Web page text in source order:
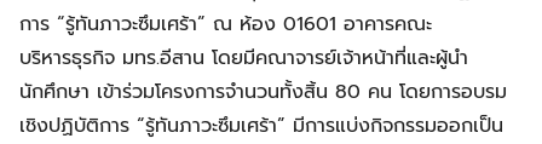
การ “รู้ทันภาวะซึมเศร้า” ณ ห้อง 01601 อาคารคณะ
บริหารธุรกิจ มทร.อีสาน โดยมีคณาจารย์เจ้าหน้าที่และผู้นำ
นักศึกษา เข้าร่วมโครงการจำนวนทั้งสิ้น 80 คน โดยการอบรม
เชิงปฏิบัติการ “รู้ทันภาวะซึมเศร้า” มีการแบ่งกิจกรรมออกเป็น